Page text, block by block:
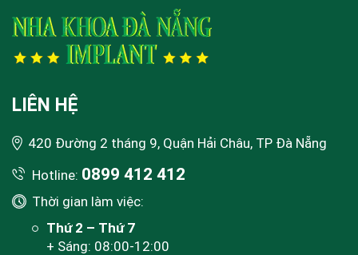
LIÊN HỆ
420 Đường 2 tháng 9, Quận Hải Châu, TP Đà Nẵng
Hotline: 0899 412 412
Thời gian làm việc:
Thứ 2 – Thứ 7
+ Sáng: 08:00-12:00